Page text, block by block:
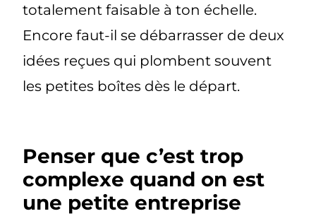
totalement faisable à ton échelle.
Encore faut-il se débarrasser de deux
idées reçues qui plombent souvent
les petites boîtes dès le départ.
Penser que c’est trop
complexe quand on est
une petite entreprise